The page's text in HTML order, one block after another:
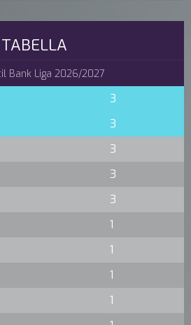
TABELLA
Bank Liga 2026/2027
3
3
3
3
3
1
1
1
1